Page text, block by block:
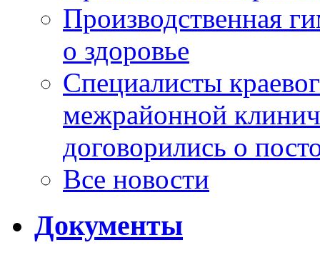
Производственная
о здоровье
Специалисты
межрайонной
договорились о
Все новости
Документы